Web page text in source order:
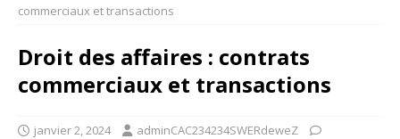
commerciaux et transactions
Droit des affaires : contrats
commerciaux et transactions
janvier 2, 2024
adminCAC234234SWERdeweZ